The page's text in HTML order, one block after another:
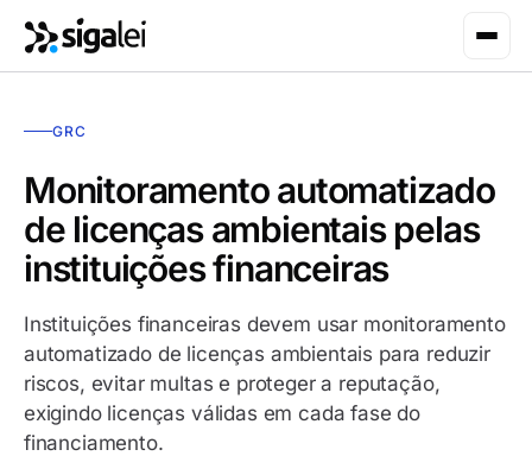
GRC
Monitoramento automatizado
de licenças ambientais pelas
instituições financeiras
Instituições financeiras devem usar monitoramento
automatizado de licenças ambientais para reduzir
riscos, evitar multas e proteger a reputação,
exigindo licenças válidas em cada fase do
financiamento.